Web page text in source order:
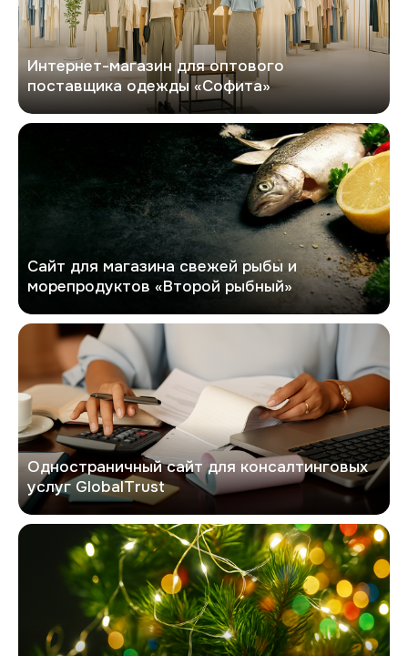
Интернет-магазин для оптового
поставщика одежды «Софита»
Второй рыбный
Сайт для магазина свежей рыбы и
морепродуктов «Второй рыбный»
GlobalTrust
Одностраничный сайт для консалтинговых
услуг GlobalTrust
Хочешь елку